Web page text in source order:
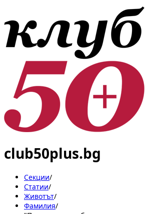
club50plus.bg
Секции/
Статии/
Животът/
Фамилия/